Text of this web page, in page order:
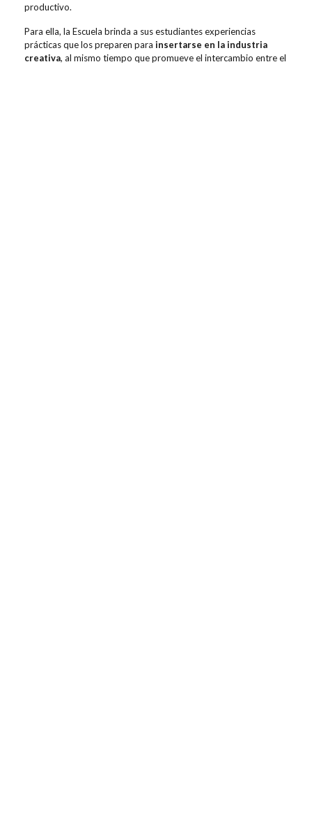
productivo.
Para ella, la Escuela brinda a sus estudiantes experiencias
prácticas que los preparen para insertarse en la industria
creativa, al mismo tiempo que promueve el intercambio entre el